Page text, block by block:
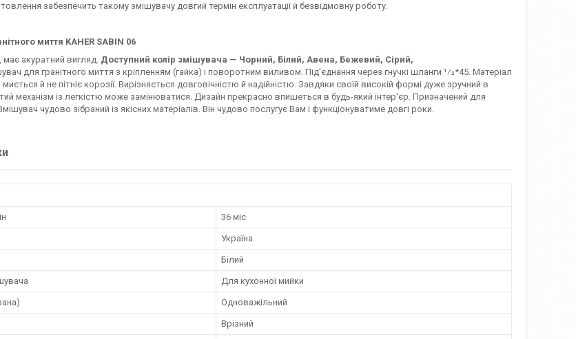
забезпечить такому змішувачу довгий термін експлуатації й безвідмовну роботу.
миття KAHER SABIN 06
акуратний вигляд. Доступний колір змішувача — Чорний, Білий, Авена, Бежевий, Сірий,
для гранітного миття з кріпленням (гайка) і поворотним виливом. Під'єднання через гнучкі шланги 1⁄2*45. Матеріал
й не пітніє корозії. Вирізняється довговічністю й надійністю. Завдяки своїй високій формі дуже зручний в
механізм із легкістю може замінюватися. Дизайн прекрасно впишеться в будь-який інтер'єр. Призначений для
чудово зібраний із якісних матеріалів. Він чудово послугує Вам і функціонуватиме довгі роки.
36 міс
Україна
Білий
Для кухонної мийки
Одноважільний
Врізний